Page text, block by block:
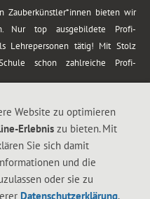
Zauberkünstler*innen bieten wir
Nur top ausgebildete Profi-
Lehrepersonen tätig! Mit Stolz
schon zahlreiche Profi-
Lassen Sie sich faszinieren von
mit sprachlichen Sequenzen,
wie Kaninchen, Vasen, Seilen,
Website zu optimieren
Erlebnis zu bieten. Mit
Sie sich damit
und die
oder sie zu
Datenschutzerklärung.